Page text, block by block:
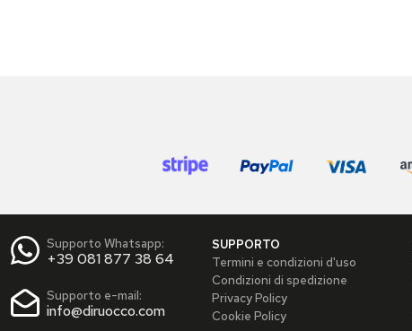
Supporto Whatsapp:
+39 081 877 38 64
Supporto e-mail:
info@diruocco.com
SUPPORTO
Termini e condizioni d'uso
Condizioni di spedizione
Privacy Policy
Cookie Policy